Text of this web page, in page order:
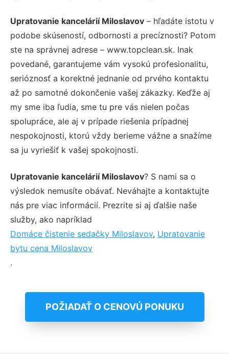
Upratovanie kancelárií Miloslavov – hľadáte istotu v
podobe skúseností, odbornosti a precíznosti? Potom
ste na správnej adrese – www.topclean.sk. Inak
povedané, garantujeme vám vysokú profesionalitu,
serióznosť a korektné jednanie od prvého kontaktu
až po samotné dokončenie vašej zákazky. Keďže aj
my sme iba ľudia, sme tu pre vás nielen počas
spolupráce, ale aj v prípade riešenia prípadnej
nespokojnosti, ktorú vždy berieme vážne a snažíme
sa ju vyriešiť k vašej spokojnosti.
Upratovanie kancelárií Miloslavov? S nami sa o
výsledok nemusíte obávať. Neváhajte a kontaktujte
nás pre viac informácií. Prezrite si aj ďalšie naše
služby, ako napríklad
Domáce čistenie sedačky Miloslavov, Upratovanie
bytu cena Miloslavov
.
POŽIADAŤ O CENOVÚ PONUKU